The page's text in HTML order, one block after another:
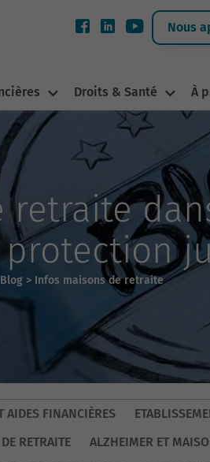
Nous
Droits & Santé À
Blog > Infos maisons de retraite
AIDES FINANCIÈRES
RETRAITE ALZHEIMER ET